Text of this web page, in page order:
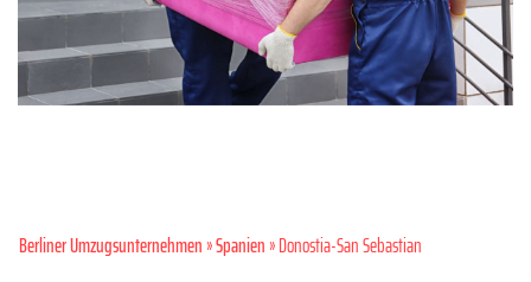
Berliner Umzugsunternehmen»Spanien» Donostia-San Sebastian